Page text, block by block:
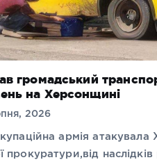
громадський
на Херсонщині
2026
армія
прокуратури,від наслідків